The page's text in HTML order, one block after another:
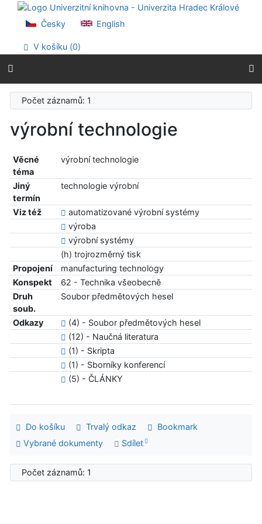
Přejít na obsah
Přejít na menu
Prohlášení o webové přístupnosti
Česky English
V košíku (0)
Počet záznamů: 1
výrobní technologie
Věcné
téma
výrobní technologie
Jiný
termín
technologie výrobní
Viz též
automatizované výrobní systémy
výroba
výrobní systémy
(h) trojrozměrný tisk
Propojení
manufacturing technology
Konspekt
62 - Technika všeobecně
Druh
soub.
Soubor předmětových hesel
Odkazy
(4) - Soubor předmětových hesel
(12) - Naučná literatura
(1) - Skripta
(1) - Sborníky konferencí
(5) - ČLÁNKY
Do košíku Trvalý odkaz
Bookmark
Vybrané dokumenty
Sdílet
Počet záznamů: 1